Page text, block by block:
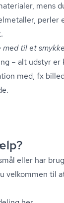
mens
perler
med til et
– alt udstyr er
med, fx
eller har
velkommen til